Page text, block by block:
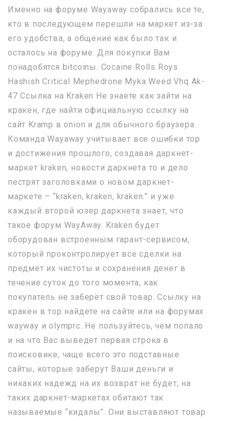
Именно на форуме Wayaway собрались все те,
кто в последующем перешли на маркет из-за
его удобства, а общение как было так и
осталось на форуме. Для покупки Вам
понадобятся bitcoinы. Cocaine Rolls Roys
Hashish Critical Mephedrone Myka Weed Vhq Ak-
47 Ссылка на Kraken Не знаете как зайти на
кракен, где найти официальную ссылку на
сайт Kramp в onion и для обычного браузера.
Команда Wayaway учитывает все ошибки тор
и достижения прошлого, создавая даркнет-
маркет kraken, новости даркнета то и дело
пестрят заголовками о новом даркнет-
маркете – “kraken, kraken, kraken.” и уже
каждый второй юзер даркнета знает, что
такое форум WayAway. Kraken будет
оборудован встроенным гарант-сервисом,
который проконтролирует все сделки на
предмет их чистоты и сохранения денег в
течение суток до того момента, как
покупатель не заберёт свой товар. Ссылку на
кракен в тор найдете на сайте или на форумах
wayway и olymprc. Не пользуйтесь, чем попало
и на что Вас выведет первая строка в
поисковике, чаще всего это подставные
сайты, которые заберут Ваши деньги и
никаких надежд на их возврат не будет, на
таких даркнет-маркетах обитают так
называемые “кидалы”. Они выставляют товар